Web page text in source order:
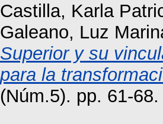
Castilla, Karla
Galeano, Luz
Superior y su
para la
(Núm.5). pp. 61-